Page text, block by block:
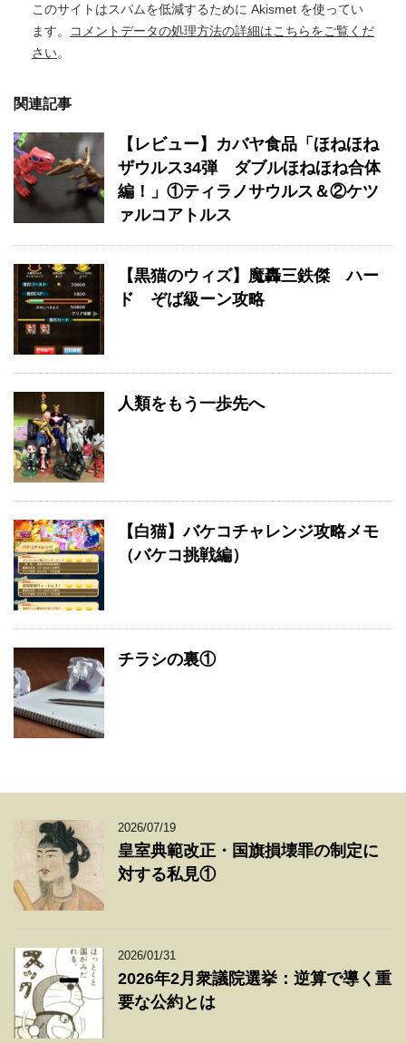
このサイトはスパムを低減するために Akismet を使ってい
ます。
コメントデータの処理方法の詳細はこちらをご覧くだ
さい。
関連記事
【レビュー】カバヤ食品「ほねほね
ザウルス34弾 ダブルほねほね合体
編！」①ティラノサウルス＆②ケツ
ァルコアトルス
【黒猫のウィズ】魔轟三鉄傑 ハー
ド ぞば級ーン攻略
人類をもう一歩先へ
【白猫】バケコチャレンジ攻略メモ
（バケコ挑戦編）
チラシの裏①
2026/07/19
皇室典範改正・国旗損壊罪の制定に
対する私見①
2026/01/31
2026年2月衆議院選挙：逆算で導く重
要な公約とは